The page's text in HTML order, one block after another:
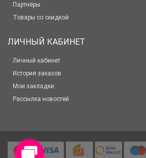
Партнёры
Товары со скидкой
ЛИЧНЫЙ КАБИНЕТ
Личный кабинет
История заказов
Мои закладки
Рассылка новостей